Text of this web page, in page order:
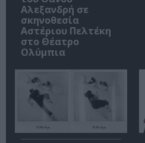
Αλεξανδρή σε
σκηνοθεσία
Αστέριου Πελτέκη
στο Θέατρο
Ολύμπια